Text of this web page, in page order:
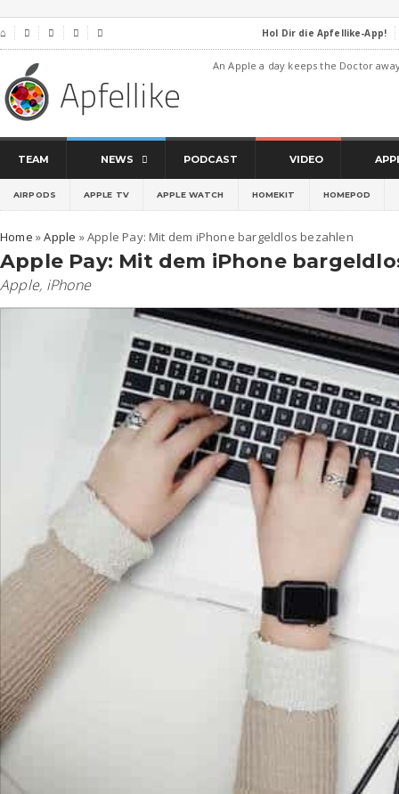
⌂     Hol Dir die Apfellike-App!
An Apple a day keeps the Doctor
TEAM NEWS PODCAST VIDEO
AIRPODS APPLE TV APPLE WATCH HOMEKIT HOMEPOD
Home »Apple »Apple Pay: Mit dem iPhone bargeldlos bezahlen
Apple Pay: Mit dem iPhone
Apple, iPhone